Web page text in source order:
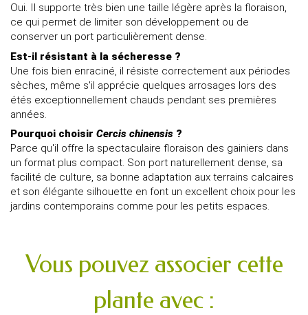
Oui. Il supporte très bien une taille légère après la floraison,
ce qui permet de limiter son développement ou de
conserver un port particulièrement dense.
Est-il résistant à la sécheresse ?
Une fois bien enraciné, il résiste correctement aux périodes
sèches, même s'il apprécie quelques arrosages lors des
étés exceptionnellement chauds pendant ses premières
années.
Pourquoi choisir Cercis chinensis ?
Parce qu'il offre la spectaculaire floraison des gainiers dans
un format plus compact. Son port naturellement dense, sa
facilité de culture, sa bonne adaptation aux terrains calcaires
et son élégante silhouette en font un excellent choix pour les
jardins contemporains comme pour les petits espaces.
Vous pouvez associer cette
plante avec :